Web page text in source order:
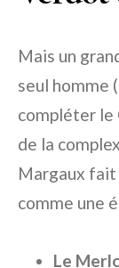
Mais un
seul homme
compléter le
de la
Margaux fait
comme une
Le